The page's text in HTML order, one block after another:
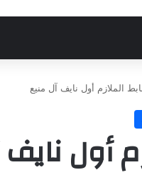
الملازم أول نايف آل منيع
أول